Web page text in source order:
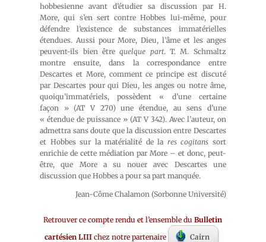
hobbesienne avant d’étudier sa discussion par H.
More, qui s’en sert contre Hobbes lui-même, pour
défendre l’existence de substances immatérielles
étendues. Aussi pour More, Dieu, l’âme et les anges
peuvent-ils bien êtrequelque part. T. M. Schmaltz
montre ensuite, dans la correspondance entre
Descartes et More, comment ce principe est discuté
par Descartes pour qui Dieu, les anges ou notre âme,
quoiqu’immatériels, possèdent « d’une certaine
façon » (AT V 270) une étendue, au sens d’une
« étendue de puissance » (AT V 342). Avec l’auteur, on
admettra sans doute que la discussion entre Descartes
et Hobbes sur la matérialité de la res cogitans sort
enrichie de cette médiation par More – et donc, peut-
être, que More a su nouer avec Descartes une
discussion que Hobbes a pour sa part manquée.
Jean-Côme Chalamon (Sorbonne Université)
Retrouver ce compte rendu et l’ensemble duBulletin
cartésien LIII chez notre partenaire Cairn